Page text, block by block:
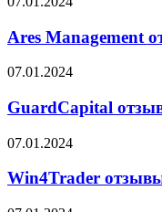
отзывы,
платят
или
Ares Management
GuardCapital
платят
или
нет?
07.01.2024
GuardCapital
Win4Trader
платят
нет?
07.01.2024
Win4Trader